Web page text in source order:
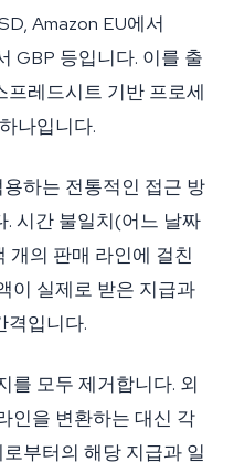
Amazon EU에서
GBP 등입니다. 이를 출
프레드시트 기반 프로세
나입니다.
하는 전통적인 접근 방
시간 불일치(어느 날짜
개의 판매 라인에 걸친
이 실제로 받은 지급과
격입니다.
를 모두 제거합니다. 외
인을 변환하는 대신 각
부터의 해당 지급과 일